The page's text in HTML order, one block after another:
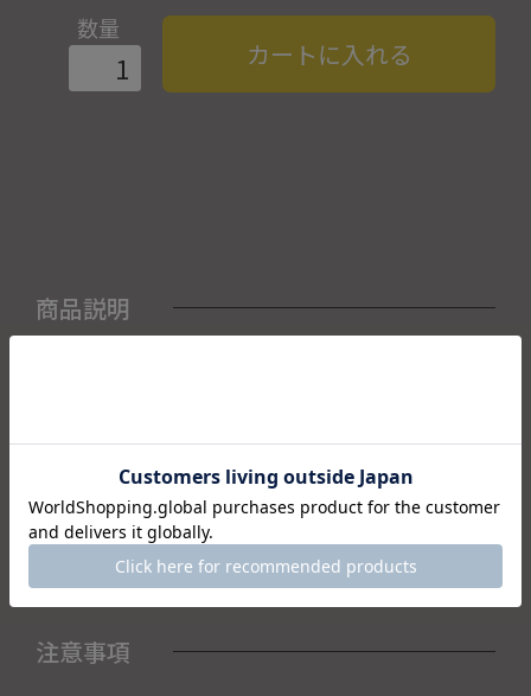
数量
カートに入れる
商品説明
仕様
注意事項